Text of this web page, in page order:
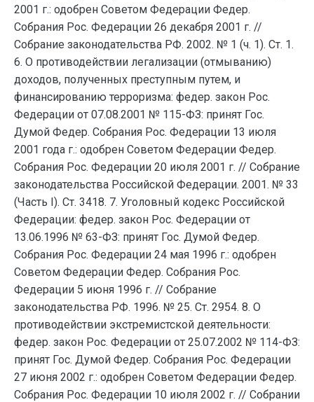
2001 г.: одобрен Советом Федерации Федер.
Собрания Рос. Федерации 26 декабря 2001 г. //
Собрание законодательства РФ. 2002. № 1 (ч. 1). Ст. 1.
6. О противодействии легализации (отмыванию)
доходов, полученных преступным путем, и
финансированию терроризма: федер. закон Рос.
Федерации от 07.08.2001 № 115-ФЗ: принят Гос.
Думой Федер. Собрания Рос. Федерации 13 июля
2001 года г.: одобрен Советом Федерации Федер.
Собрания Рос. Федерации 20 июля 2001 г. // Собрание
законодательства Российской Федерации. 2001. № 33
(Часть I). Ст. 3418. 7. Уголовный кодекс Российской
Федерации: федер. закон Рос. Федерации от
13.06.1996 № 63-ФЗ: принят Гос. Думой Федер.
Собрания Рос. Федерации 24 мая 1996 г.: одобрен
Советом Федерации Федер. Собрания Рос.
Федерации 5 июня 1996 г. // Собрание
законодательства РФ. 1996. № 25. Ст. 2954. 8. О
противодействии экстремистской деятельности:
федер. закон Рос. Федерации от 25.07.2002 № 114-ФЗ:
принят Гос. Думой Федер. Собрания Рос. Федерации
27 июня 2002 г.: одобрен Советом Федерации Федер.
Собрания Рос. Федерации 10 июля 2002 г. // Собрании